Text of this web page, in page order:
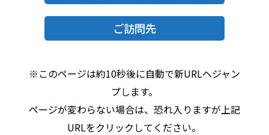
ご訪問先
※このページは約10秒後に自動で新URLへジャン
プします。
ページが変わらない場合は、恐れ入りますが上記
URLをクリックしてください。